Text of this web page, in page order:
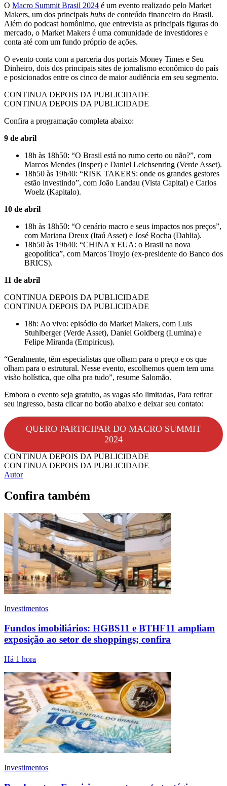
O Macro Summit Brasil 2024 é um evento realizado pelo Market
Makers, um dos principais hubs de conteúdo financeiro do Brasil.
Além do podcast homônimo, que entrevista as principais figuras do
mercado, o Market Makers é uma comunidade de investidores e
conta até com um fundo próprio de ações.
O evento conta com a parceria dos portais Money Times e Seu
Dinheiro, dois dos principais sites de jornalismo econômico do país
e posicionados entre os cinco de maior audiência em seu segmento.
CONTINUA DEPOIS DA PUBLICIDADE
CONTINUA DEPOIS DA PUBLICIDADE
Confira a programação completa abaixo:
9 de abril
18h às 18h50: “O Brasil está no rumo certo ou não?”, com
Marcos Mendes (Insper) e Daniel Leichsenring (Verde Asset).
18h50 às 19h40: “RISK TAKERS: onde os grandes gestores
estão investindo”, com João Landau (Vista Capital) e Carlos
Woelz (Kapitalo).
10 de abril
18h às 18h50: “O cenário macro e seus impactos nos preços”,
com Mariana Dreux (Itaú Asset) e José Rocha (Dahlia).
18h50 às 19h40: “CHINA x EUA: o Brasil na nova
geopolítica”, com Marcos Troyjo (ex-presidente do Banco dos
BRICS).
11 de abril
CONTINUA DEPOIS DA PUBLICIDADE
CONTINUA DEPOIS DA PUBLICIDADE
18h: Ao vivo: episódio do Market Makers, com Luis
Stuhlberger (Verde Asset), Daniel Goldberg (Lumina) e
Felipe Miranda (Empiricus).
“Geralmente, têm especialistas que olham para o preço e os que
olham para o estrutural. Nesse evento, escolhemos quem tem uma
visão holística, que olha pra tudo”, resume Salomão.
Embora o evento seja gratuito, as vagas são limitadas, Para retirar
seu ingresso, basta clicar no botão abaixo e deixar seu contato:
QUERO PARTICIPAR DO MACRO SUMMIT
2024
CONTINUA DEPOIS DA PUBLICIDADE
CONTINUA DEPOIS DA PUBLICIDADE
Autor
Confira também
Investimentos
Fundos imobiliários: HGBS11 e BTHF11 ampliam
exposição ao setor de shoppings; confira
Há 1 hora
Investimentos